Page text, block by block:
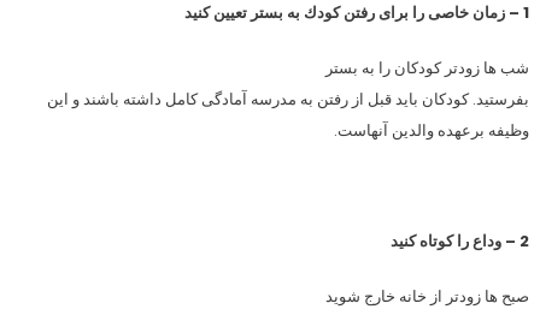
1 – زمان خاصی را برای رفتن كودك به بستر تعیین كنید
شب ها زودتر كودكان را به بستر
بفرستید. كودكان باید قبل از رفتن به مدرسه آمادگی كامل داشته باشند و این
وظیفه برعهده والدین آنهاست.
2 – وداع را كوتاه كنید
صبح ها زودتر از خانه خارج شوید